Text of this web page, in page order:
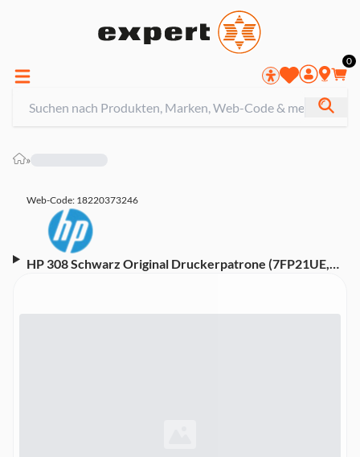
0
»
Web-Code: 18220373246
HP 308 Schwarz Original Druckerpatrone (7FP21UE,